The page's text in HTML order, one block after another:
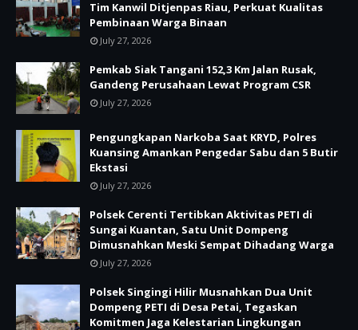
Tim Kanwil Ditjenpas Riau, Perkuat Kualitas
Pembinaan Warga Binaan
July 27, 2026
Pemkab Siak Tangani 152,3 Km Jalan Rusak,
Gandeng Perusahaan Lewat Program CSR
July 27, 2026
Pengungkapan Narkoba Saat KRYD, Polres
Kuansing Amankan Pengedar Sabu dan 5 Butir
Ekstasi
July 27, 2026
Polsek Cerenti Tertibkan Aktivitas PETI di
Sungai Kuantan, Satu Unit Dompeng
Dimusnahkan Meski Sempat Dihadang Warga
July 27, 2026
Polsek Singingi Hilir Musnahkan Dua Unit
Dompeng PETI di Desa Petai, Tegaskan
Komitmen Jaga Kelestarian Lingkungan